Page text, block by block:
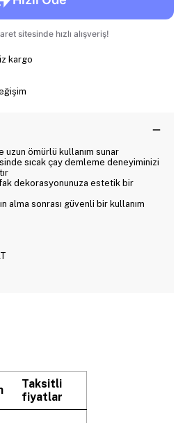
kargo
uzun ömürlü kullanım sunar
sıcak çay demleme deneyiminizi
dekorasyonunuza estetik bir
alma sonrası güvenli bir kullanım
Taksitli
fiyatlar